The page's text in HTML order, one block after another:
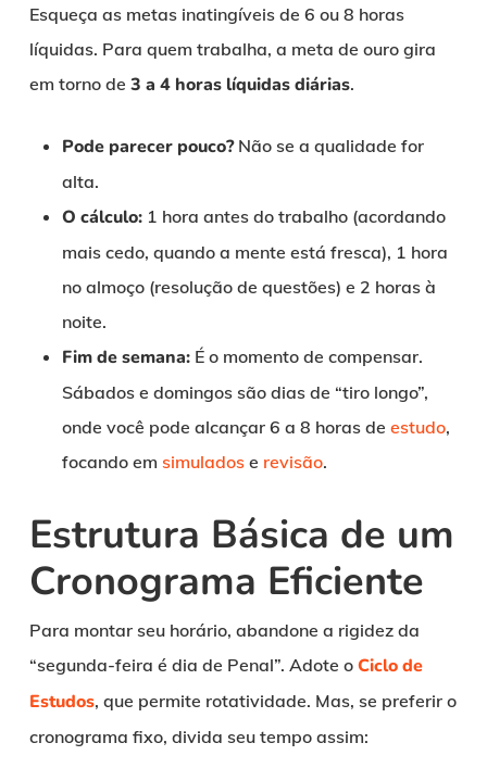
Esqueça as metas inatingíveis de 6 ou 8 horas
líquidas. Para quem trabalha, a meta de ouro gira
em torno de 3 a 4 horas líquidas diárias.
Pode parecer pouco?Não se a qualidade for
alta.
O cálculo:1 hora antes do trabalho (acordando
mais cedo, quando a mente está fresca), 1 hora
no almoço (resolução de questões) e 2 horas à
noite.
Fim de semana:É o momento de compensar.
Sábados e domingos são dias de “tiro longo”,
onde você pode alcançar 6 a 8 horas de estudo,
focando em simuladose revisão.
Estrutura Básica de um
Cronograma Eficiente
Para montar seu horário, abandone a rigidez da
“segunda-feira é dia de Penal”. Adote o Ciclo de
Estudos, que permite rotatividade. Mas, se preferir o
cronograma fixo, divida seu tempo assim: